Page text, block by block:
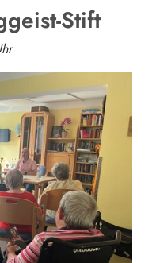
Stift